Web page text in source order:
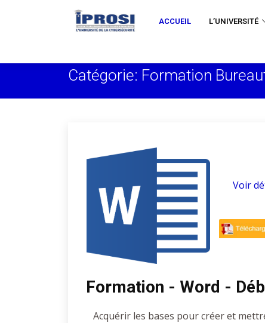
ACCUEIL L’UNIVERSITÉ
Catégorie: Formation
Voir
Formation - Word -
Acquérir les bases pour créer et